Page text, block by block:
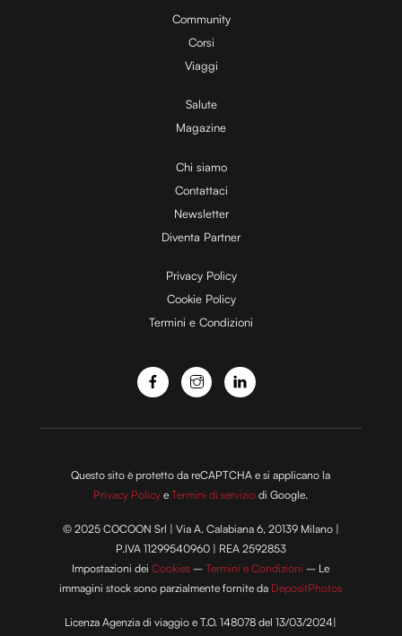
Community
Corsi
Viaggi
Salute
Magazine
Chi siamo
Contattaci
Newsletter
Diventa Partner
Privacy Policy
Cookie Policy
Termini e Condizioni
Questo sito è protetto da reCAPTCHA e si applicano la
Privacy Policy eTermini di servizio di Google.
© 2025 COCOON Srl | Via A. Calabiana 6, 20139 Milano |
P.IVA 11299540960 | REA 2592853
Impostazioni deiCookies –Termini e Condizioni – Le
immagini stock sono parzialmente fornite da DepositPhotos
Licenza Agenzia di viaggio e T.O. 148078 del 13/03/2024|